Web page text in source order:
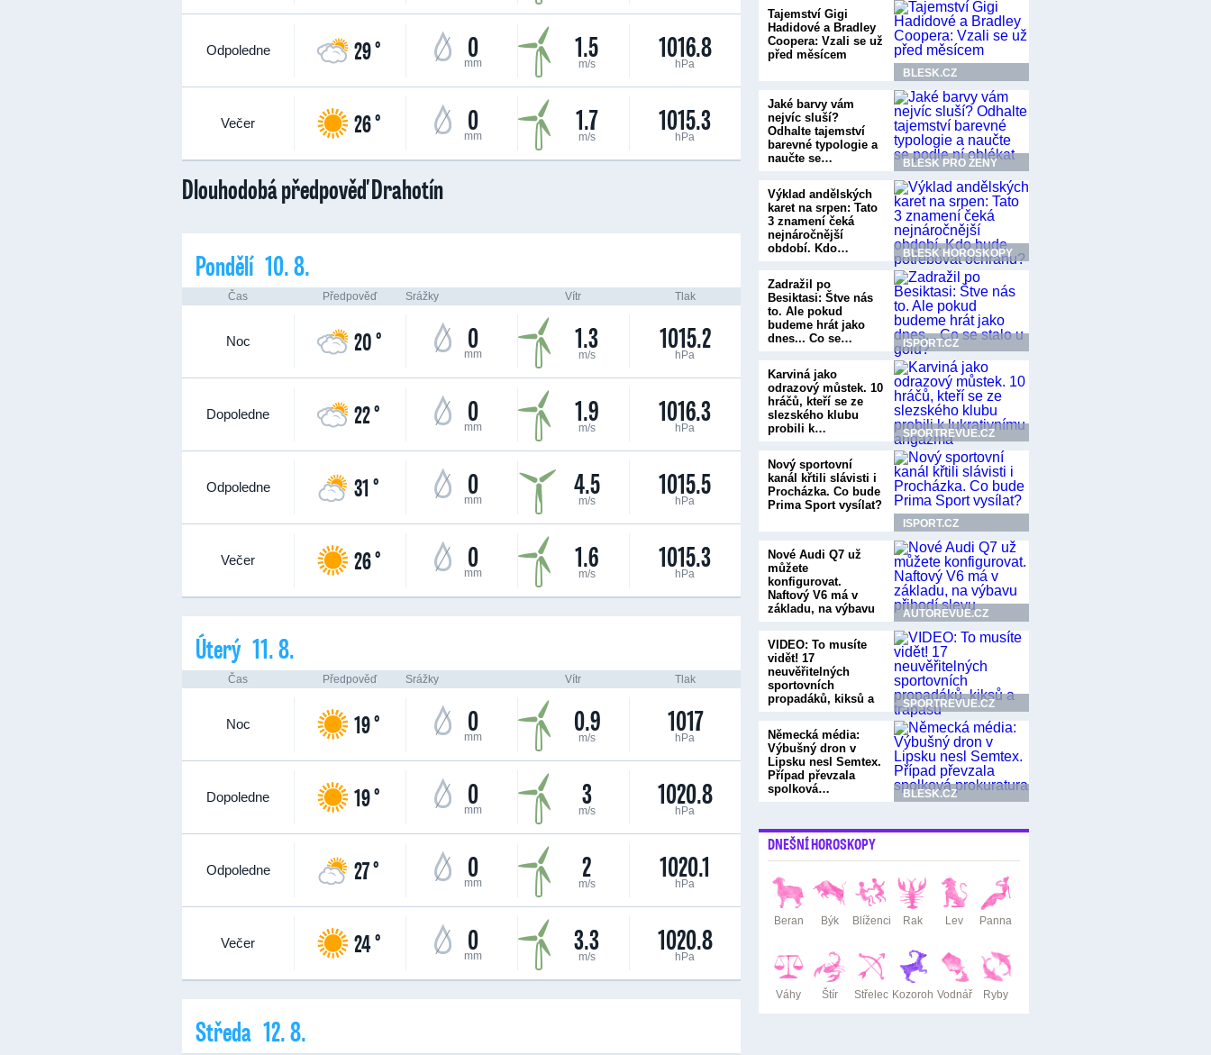
Odpoledne 29 ° 0
mm 1.5
m/s 1016.8
hPa
Večer 26 ° 0
mm 1.7
m/s 1015.3
hPa
Dlouhodobá předpověď Drahotín
Pondělí 10. 8.
Čas Předpověď Srážky Vítr Tlak
Noc 20 ° 0
mm 1.3
m/s 1015.2
hPa
Dopoledne 22 ° 0
mm 1.9
m/s 1016.3
hPa
Odpoledne 31 ° 0
mm 4.5
m/s 1015.5
hPa
Večer 26 ° 0
mm 1.6
m/s 1015.3
hPa
Úterý 11. 8.
Čas Předpověď Srážky Vítr Tlak
Noc 19 ° 0
mm 0.9
m/s 1017
hPa
Dopoledne 19 ° 0
mm 3
m/s 1020.8
hPa
Odpoledne 27 ° 0
mm 2
m/s 1020.1
hPa
Večer 24 ° 0
mm 3.3
m/s 1020.8
hPa
Středa 12. 8.
Tajemství Gigi
Hadidové a Bradley
Coopera: Vzali se už
před měsícem
BLESK.CZ
Jaké barvy vám
nejvíc sluší?
Odhalte tajemství
barevné typologie a
naučte se…
BLESK PRO ŽENY
Výklad andělských
karet na srpen: Tato
3 znamení čeká
nejnáročnější
období. Kdo…
BLESK HOROSKOPY
Zadražil po
Besiktasi: Štve nás
to. Ale pokud
budeme hrát jako
dnes... Co se…
ISPORT.CZ
Karviná jako
odrazový můstek. 10
hráčů, kteří se ze
slezského klubu
probili k…
SPORTREVUE.CZ
Nový sportovní
kanál křtili slávisti i
Procházka. Co bude
Prima Sport vysílat?
ISPORT.CZ
Nové Audi Q7 už
můžete
konfigurovat.
Naftový V6 má v
základu, na výbavu
AUTOREVUE.CZ
VIDEO: To musíte
vidět! 17
neuvěřitelných
sportovních
propadáků, kiksů a
SPORTREVUE.CZ
Německá média:
Výbušný dron v
Lipsku nesl Semtex.
Případ převzala
spolková…
BLESK.CZ
DNEŠNÍ HOROSKOPY
Beran Býk Blíženci Rak Lev Panna
Váhy Štír Střelec Kozoroh Vodnář Ryby